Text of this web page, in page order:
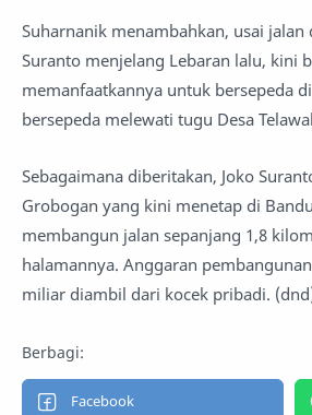
Suharnanik menambahkan, usai jalan
Suranto menjelang Lebaran lalu, kini
memanfaatkannya untuk bersepeda
bersepeda melewati tugu Desa
Sebagaimana diberitakan, Joko
Grobogan yang kini menetap di
membangun jalan sepanjang 1,8
halamannya. Anggaran
miliar diambil dari kocek pribadi.